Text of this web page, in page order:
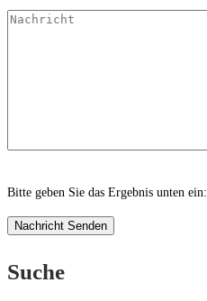
Bitte geben Sie das Ergebnis unten ein:
Suche